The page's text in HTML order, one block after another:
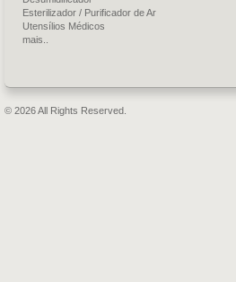
Esterilizador / Purificador de Ar
Utensílios Médicos
mais..
© 2026 All Rights Reserved.